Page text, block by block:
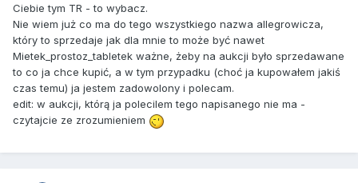
Ciebie tym TR - to wybacz.
Nie wiem już co ma do tego wszystkiego nazwa allegrowicza,
który to sprzedaje jak dla mnie to może być nawet
Mietek_prostoz_tabletek ważne, żeby na aukcji było sprzedawane
to co ja chce kupić, a w tym przypadku (choć ja kupowałem jakiś
czas temu) ja jestem zadowolony i polecam.
edit: w aukcji, którą ja polecilem tego napisanego nie ma -
czytajcie ze zrozumieniem